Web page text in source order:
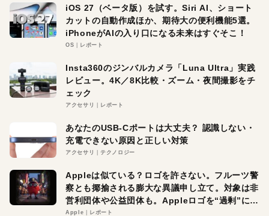
iOS 27（ベータ版）を試す。Siri AI、ショート
カットの自動作成ほか、期待大の便利機能5選。
iPhoneがAIの入り口になる未来はすぐそこ！
OS レポート
Insta360のジンバルカメラ「Luna Ultra」実践
レビュー。4K／8K比較・ズーム・夜間撮影をチ
ェック
アクセサリ レポート
あなたのUSB-Cポートは大丈夫？ 認識しない・
充電できない原因と正しい対策
アクセサリ テクノロジー
Appleは似ている？ロゴを許さない。フルーツ警
察とも揶揄される膨大な異議申し立て。対象は非
営利団体や公益団体も。Appleロゴを“過剰”に守
る理由とは
Apple レポート